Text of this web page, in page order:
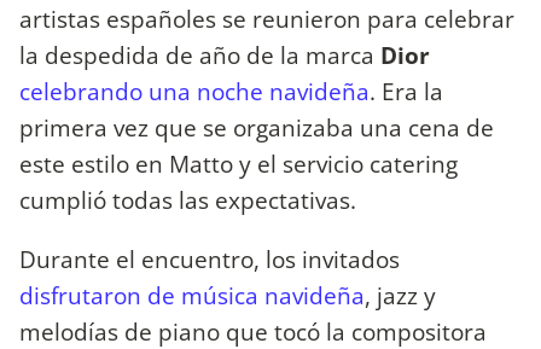
artistas españoles se reunieron para celebrar
la despedida de año de la marca Dior
celebrando una noche navideña. Era la
primera vez que se organizaba una cena de
este estilo en Matto y el servicio catering
cumplió todas las expectativas.
Durante el encuentro, los invitados
disfrutaron de música navideña, jazz y
melodías de piano que tocó la compositora